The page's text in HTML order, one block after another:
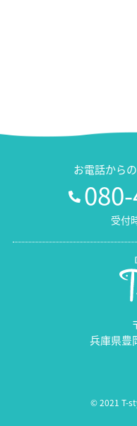
お電話から
受付
兵庫県豊
© 2021 T-